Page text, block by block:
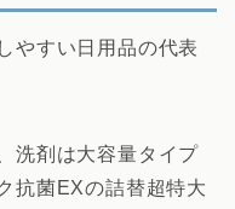
やすい日用品の代表
洗剤は大容量タイプ
抗菌EXの詰替超特大